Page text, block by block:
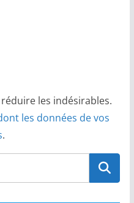
les indésirables.
les données de vos
.